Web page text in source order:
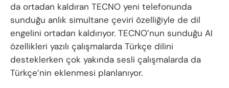
da ortadan kaldıran TECNO yeni telefonunda
sunduğu anlık simultane çeviri özelliğiyle de dil
engelini ortadan kaldırıyor. TECNO’nun sunduğu AI
özellikleri yazılı çalışmalarda Türkçe dilini
desteklerken çok yakında sesli çalışmalarda da
Türkçe’nin eklenmesi planlanıyor.